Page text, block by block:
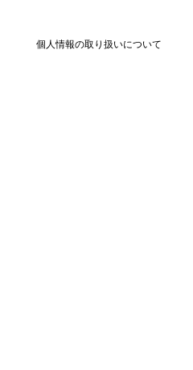
個人情報の取り扱いについて